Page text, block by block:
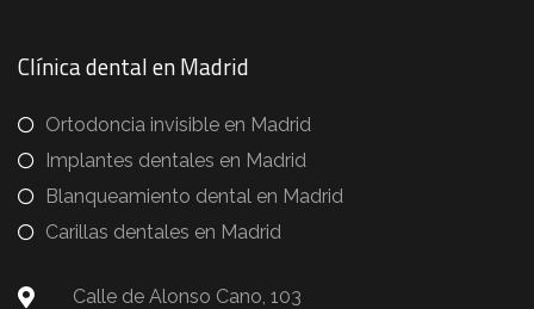
Clínica dental en Madrid
Ortodoncia invisible en Madrid
Implantes dentales en Madrid
Blanqueamiento dental en Madrid
Carillas dentales en Madrid
Calle de Alonso Cano, 103